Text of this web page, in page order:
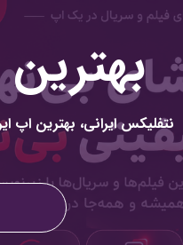
نتفلیکس ایرانی، بهترین اپ
in developing